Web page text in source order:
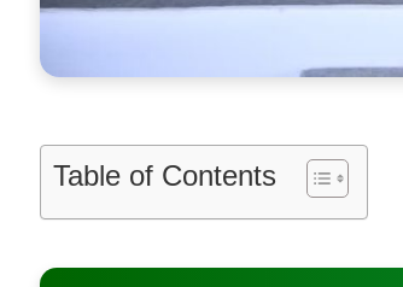
Table of Contents